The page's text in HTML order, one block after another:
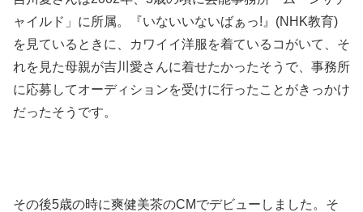
ャイルド」に所属。『いないいないばぁっ!』(NHK教育)
を見ているときに、カワイイ洋服を着ているコがいて、そ
れを見た母親が吉川愛さんに着せたかったそうで、事務所
に応募してオーディションを受けに行ったことがきっかけ
だったそうです。
その後5歳の時に爽健美茶のCMでデビューしました。そ